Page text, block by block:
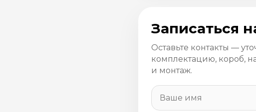
Записаться
Оставьте контакты —
комплектацию, короб,
и монтаж.